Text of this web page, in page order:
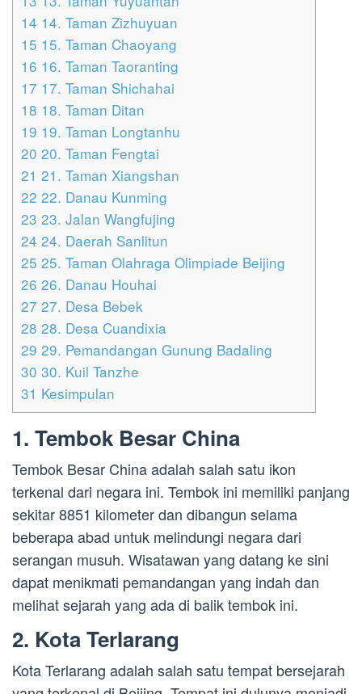
14 14. Taman Zizhuyuan
15 15. Taman Chaoyang
16 16. Taman Taoranting
17 17. Taman Shichahai
18 18. Taman Ditan
19 19. Taman Longtanhu
20 20. Taman Fengtai
21 21. Taman Xiangshan
22 22. Danau Kunming
23 23. Jalan Wangfujing
24 24. Daerah Sanlitun
25 25. Taman Olahraga Olimpiade Beijing
26 26. Danau Houhai
27 27. Desa Bebek
28 28. Desa Cuandixia
29 29. Pemandangan Gunung Badaling
30 30. Kuil Tanzhe
31 Kesimpulan
1. Tembok Besar China
Tembok Besar China adalah salah satu ikon
terkenal dari negara ini. Tembok ini memiliki panjang
sekitar 8851 kilometer dan dibangun selama
beberapa abad untuk melindungi negara dari
serangan musuh. Wisatawan yang datang ke sini
dapat menikmati pemandangan yang indah dan
melihat sejarah yang ada di balik tembok ini.
2. Kota Terlarang
Kota Terlarang adalah salah satu tempat bersejarah